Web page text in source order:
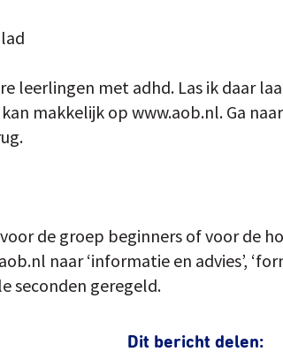
leerlingen met adhd. Las ik daar
makkelijk op www.aob.nl. Ga
de groep beginners of voor de
naar ‘informatie en advies’,
seconden geregeld.
Dit bericht delen: